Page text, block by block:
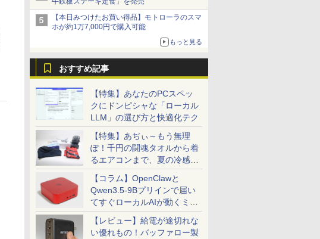
【本日みつけたお買い得品】モトローラのスマ
ホが約1万7,000円で購入可能
もっと見る
おすすめ記事
【特集】あなたのPCスペッ
クにドンピシャな「ローカル
LLM」の選び方と快適化テク
【特集】あぢぃ～もう無理
ぽ！千円の闘魂タオルから着
るエアコンまで、夏の冷感グ
ッズ一挙紹介
【コラム】OpenClawと
Qwen3.5-9Bプリインで届い
てすぐローカルAIが動くミニ
PC「SER9 Pro」
【レビュー】給電が途切れな
い優れもの！バッファロー製